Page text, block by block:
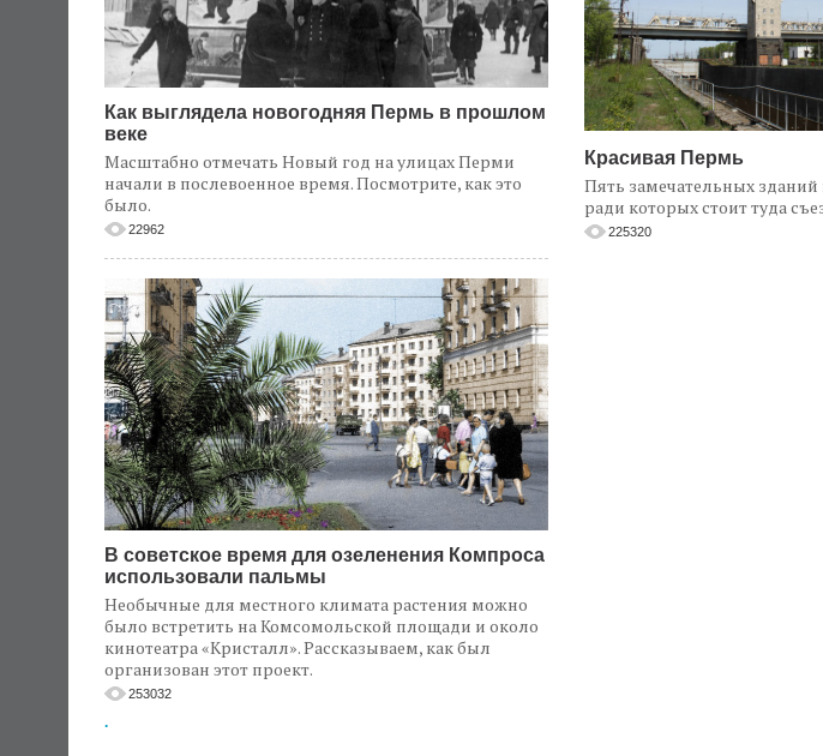
Как выглядела новогодняя Пермь в прошлом
веке
Масштабно отмечать Новый год на улицах Перми
начали в послевоенное время. Посмотрите, как это
было.
22962
В советское время для озеленения Компроса
использовали пальмы
Необычные для местного климата растения можно
было встретить на Комсомольской площади и около
кинотеатра «Кристалл». Рассказываем, как был
организован этот проект.
253032
.
Красивая Пермь
Пять замечательных
ради которых стоит туда
225320